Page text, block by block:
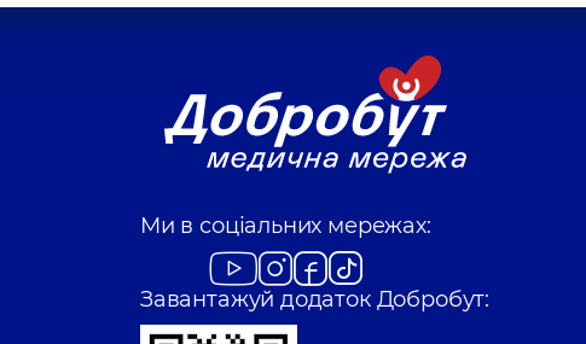
Ми в соціальних мережах:
Завантажуй додаток Добробут: